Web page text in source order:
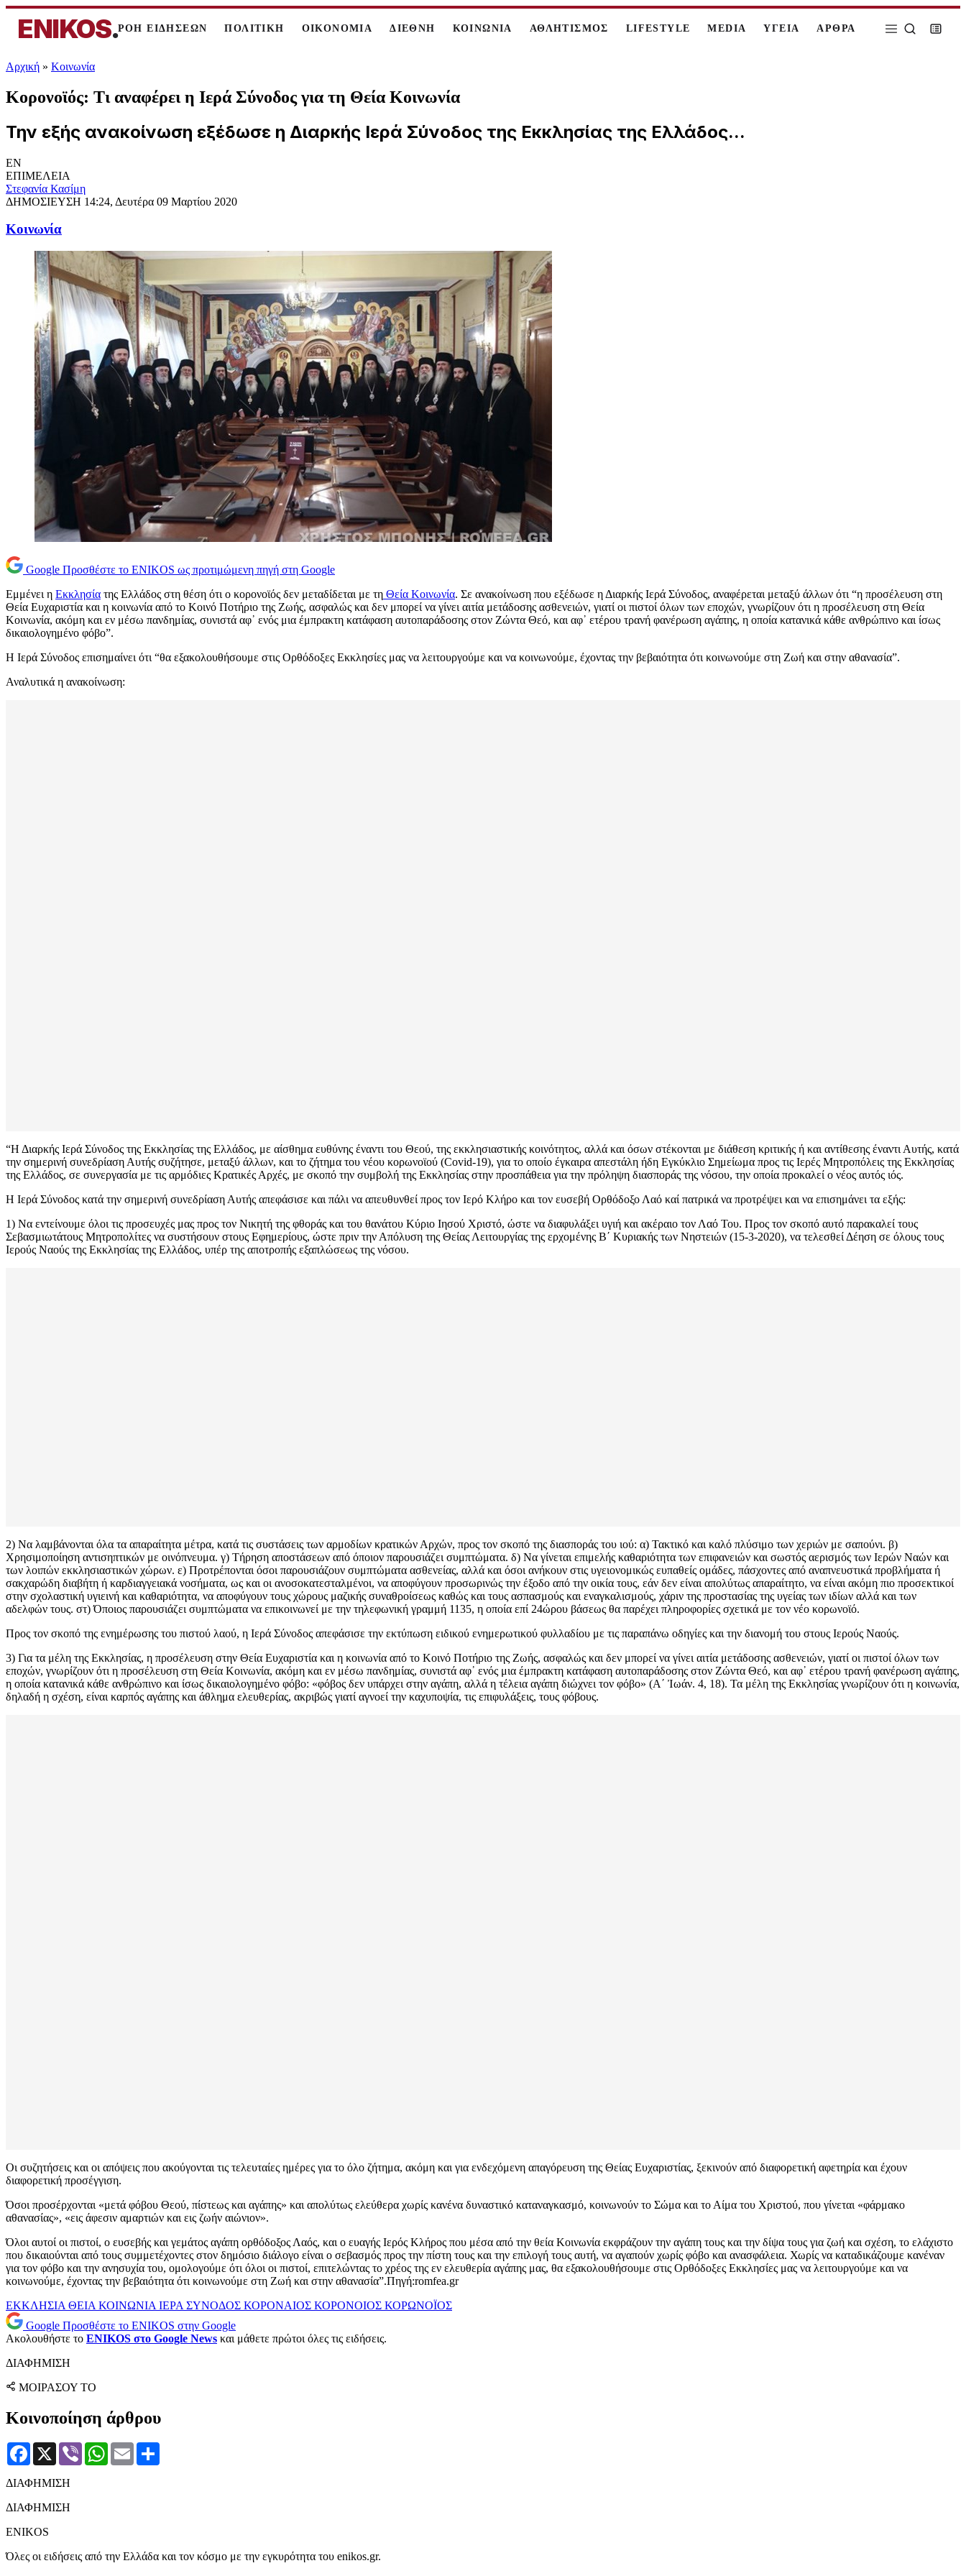
ENIKOS.ΡΟΗ ΕΙΔΗΣΕΩΝ ΠΟΛΙΤΙΚΗ ΟΙΚΟΝΟΜΙΑ ΔΙΕΘΝΗ ΚΟΙΝΩΝΙΑ ΑΘΛΗΤΙΣΜΟΣ LIFESTYLE MEDIA ΥΓΕΙΑ ΑΡΘΡΑ
Αρχική » Κοινωνία
Κορονοϊός: Τι αναφέρει η Ιερά Σύνοδος για τη Θεία Κοινωνία
Την εξής ανακοίνωση εξέδωσε η Διαρκής Ιερά Σύνοδος της Εκκλησίας της Ελλάδος...
EN
ΕΠΙΜΕΛΕΙΑ
Στεφανία Κασίμη
ΔΗΜΟΣΙΕΥΣΗ 14:24, Δευτέρα 09 Μαρτίου 2020
Κοινωνία
Google Προσθέστε το ENIKOS ως προτιμώμενη πηγή στη Google
Εμμένει η Εκκλησία της Ελλάδος στη θέση ότι ο κορονοϊός δεν μεταδίδεται με τη Θεία Κοινωνία. Σε ανακοίνωση που εξέδωσε η Διαρκής Ιερά Σύνοδος, αναφέρεται μεταξύ άλλων ότι “η προσέλευση στη
Θεία Ευχαριστία και η κοινωνία από το Κοινό Ποτήριο της Ζωής, ασφαλώς και δεν μπορεί να γίνει αιτία μετάδοσης ασθενειών, γιατί οι πιστοί όλων των εποχών, γνωρίζουν ότι η προσέλευση στη Θεία
Κοινωνία, ακόμη και εν μέσω πανδημίας, συνιστά αφ᾿ ενός μια έμπρακτη κατάφαση αυτοπαράδοσης στον Ζώντα Θεό, και αφ᾿ ετέρου τρανή φανέρωση αγάπης, η οποία κατανικά κάθε ανθρώπινο και ίσως
δικαιολογημένο φόβο”.
Η Ιερά Σύνοδος επισημαίνει ότι “θα εξακολουθήσουμε στις Ορθόδοξες Εκκλησίες μας να λειτουργούμε και να κοινωνούμε, έχοντας την βεβαιότητα ότι κοινωνούμε στη Ζωή και στην αθανασία”.
Αναλυτικά η ανακοίνωση:
“Η Διαρκής Ιερά Σύνοδος της Εκκλησίας της Ελλάδος, με αίσθημα ευθύνης έναντι του Θεού, της εκκλησιαστικής κοινότητος, αλλά και όσων στέκονται με διάθεση κριτικής ή και αντίθεσης έναντι Αυτής, κατά
την σημερινή συνεδρίαση Αυτής συζήτησε, μεταξύ άλλων, και το ζήτημα του νέου κορωνοϊού (Covid-19), για το οποίο έγκαιρα απεστάλη ήδη Εγκύκλιο Σημείωμα προς τις Ιερές Μητροπόλεις της Εκκλησίας
της Ελλάδος, σε συνεργασία με τις αρμόδιες Κρατικές Αρχές, με σκοπό την συμβολή της Εκκλησίας στην προσπάθεια για την πρόληψη διασποράς της νόσου, την οποία προκαλεί ο νέος αυτός ιός.
Η Ιερά Σύνοδος κατά την σημερινή συνεδρίαση Αυτής απεφάσισε και πάλι να απευθυνθεί προς τον Ιερό Κλήρο και τον ευσεβή Ορθόδοξο Λαό καί πατρικά να προτρέψει και να επισημάνει τα εξής:
1) Να εντείνουμε όλοι τις προσευχές μας προς τον Νικητή της φθοράς και του θανάτου Κύριο Ιησού Χριστό, ώστε να διαφυλάξει υγιή και ακέραιο τον Λαό Του. Προς τον σκοπό αυτό παρακαλεί τους
Σεβασμιωτάτους Μητροπολίτες να συστήσουν στους Εφημερίους, ώστε πριν την Απόλυση της Θείας Λειτουργίας της ερχομένης Β΄ Κυριακής των Νηστειών (15-3-2020), να τελεσθεί Δέηση σε όλους τους
Ιερούς Ναούς της Εκκλησίας της Ελλάδος, υπέρ της αποτροπής εξαπλώσεως της νόσου.
2) Να λαμβάνονται όλα τα απαραίτητα μέτρα, κατά τις συστάσεις των αρμοδίων κρατικών Αρχών, προς τον σκοπό της διασποράς του ιού: α) Τακτικό και καλό πλύσιμο των χεριών με σαπούνι. β)
Χρησιμοποίηση αντισηπτικών με οινόπνευμα. γ) Τήρηση αποστάσεων από όποιον παρουσιάζει συμπτώματα. δ) Να γίνεται επιμελής καθαριότητα των επιφανειών και σωστός αερισμός των Ιερών Ναών και
των λοιπών εκκλησιαστικών χώρων. ε) Προτρέπονται όσοι παρουσιάζουν συμπτώματα ασθενείας, αλλά και όσοι ανήκουν στις υγειονομικώς ευπαθείς ομάδες, πάσχοντες από αναπνευστικά προβλήματα ή
σακχαρώδη διαβήτη ή καρδιαγγειακά νοσήματα, ως και οι ανοσοκατεσταλμένοι, να αποφύγουν προσωρινώς την έξοδο από την οικία τους, εάν δεν είναι απολύτως απαραίτητο, να είναι ακόμη πιο προσεκτικοί
στην σχολαστική υγιεινή και καθαριότητα, να αποφύγουν τους χώρους μαζικής συναθροίσεως καθώς και τους ασπασμούς και εναγκαλισμούς, χάριν της προστασίας της υγείας των ιδίων αλλά και των
αδελφών τους. στ) Όποιος παρουσιάζει συμπτώματα να επικοινωνεί με την τηλεφωνική γραμμή 1135, η οποία επί 24ώρου βάσεως θα παρέχει πληροφορίες σχετικά με τον νέο κορωνοϊό.
Προς τον σκοπό της ενημέρωσης του πιστού λαού, η Ιερά Σύνοδος απεφάσισε την εκτύπωση ειδικού ενημερωτικού φυλλαδίου με τις παραπάνω οδηγίες και την διανομή του στους Ιερούς Ναούς.
3) Για τα μέλη της Εκκλησίας, η προσέλευση στην Θεία Ευχαριστία και η κοινωνία από το Κοινό Ποτήριο της Ζωής, ασφαλώς και δεν μπορεί να γίνει αιτία μετάδοσης ασθενειών, γιατί οι πιστοί όλων των
εποχών, γνωρίζουν ότι η προσέλευση στη Θεία Κοινωνία, ακόμη και εν μέσω πανδημίας, συνιστά αφ᾿ ενός μια έμπρακτη κατάφαση αυτοπαράδοσης στον Ζώντα Θεό, και αφ᾿ ετέρου τρανή φανέρωση αγάπης,
η οποία κατανικά κάθε ανθρώπινο και ίσως δικαιολογημένο φόβο: «φόβος δεν υπάρχει στην αγάπη, αλλά η τέλεια αγάπη διώχνει τον φόβο» (Α΄ Ἰωάν. 4, 18). Τα μέλη της Εκκλησίας γνωρίζουν ότι η κοινωνία,
δηλαδή η σχέση, είναι καρπός αγάπης και άθλημα ελευθερίας, ακριβώς γιατί αγνοεί την καχυποψία, τις επιφυλάξεις, τους φόβους.
Οι συζητήσεις και οι απόψεις που ακούγονται τις τελευταίες ημέρες για το όλο ζήτημα, ακόμη και για ενδεχόμενη απαγόρευση της Θείας Ευχαριστίας, ξεκινούν από διαφορετική αφετηρία και έχουν
διαφορετική προσέγγιση.
Όσοι προσέρχονται «μετά φόβου Θεού, πίστεως και αγάπης» και απολύτως ελεύθερα χωρίς κανένα δυναστικό καταναγκασμό, κοινωνούν το Σώμα και το Αίμα του Χριστού, που γίνεται «φάρμακο
αθανασίας», «εις άφεσιν αμαρτιών και εις ζωήν αιώνιον».
Όλοι αυτοί οι πιστοί, ο ευσεβής και γεμάτος αγάπη ορθόδοξος Λαός, και ο ευαγής Ιερός Κλήρος που μέσα από την θεία Κοινωνία εκφράζουν την αγάπη τους και την δίψα τους για ζωή και σχέση, το ελάχιστο
που δικαιούνται από τους συμμετέχοντες στον δημόσιο διάλογο είναι ο σεβασμός προς την πίστη τους και την επιλογή τους αυτή, να αγαπούν χωρίς φόβο και ανασφάλεια. Χωρίς να καταδικάζουμε κανέναν
για τον φόβο και την ανησυχία του, ομολογούμε ότι όλοι οι πιστοί, επιτελώντας το χρέος της εν ελευθερία αγάπης μας, θα εξακολουθήσουμε στις Ορθόδοξες Εκκλησίες μας να λειτουργούμε και να
κοινωνούμε, έχοντας την βεβαιότητα ότι κοινωνούμε στη Ζωή και στην αθανασία”.Πηγή:romfea.gr
ΕΚΚΛΗΣΙΑ ΘΕΙΑ ΚΟΙΝΩΝΙΑ ΙΕΡΑ ΣΥΝΟΔΟΣ ΚΟΡΟΝΑΙΟΣ ΚΟΡΟΝΟΙΟΣ ΚΟΡΩΝΟΪΟΣ
Google Προσθέστε το ENIKOS στην Google
Ακολουθήστε το ENIKOS στο Google News και μάθετε πρώτοι όλες τις ειδήσεις.
ΔΙΑΦΗΜΙΣΗ
ΜΟΙΡΑΣΟΥ ΤΟ
Κοινοποίηση άρθρου
Facebook
X Viber WhatsApp
Email
ΔΙΑΦΗΜΙΣΗ
ΔΙΑΦΗΜΙΣΗ
ENIKOS
Όλες οι ειδήσεις από την Ελλάδα και τον κόσμο με την εγκυρότητα του enikos.gr.